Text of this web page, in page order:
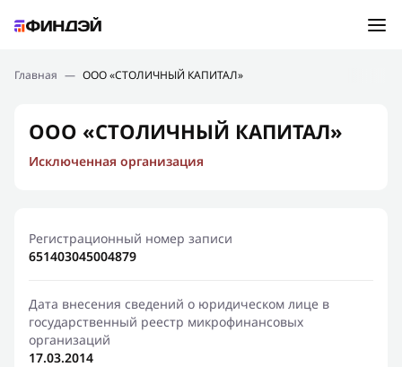
Подбор займа
Новости
Финансовое просвещение
Главная — ООО «СТОЛИЧНЫЙ КАПИТАЛ»
ООО «СТОЛИЧНЫЙ КАПИТАЛ»
Исключенная организация
Регистрационный номер записи
651403045004879
Дата внесения сведений о юридическом лице в
государственный реестр микрофинансовых
организаций
17.03.2014
Ошибка:Контактная форма не найдена.
Спасибо, что написали нам
Мы свяжемся с Вами в ближайшее время и сообщим
результат
Отправить новый запрос